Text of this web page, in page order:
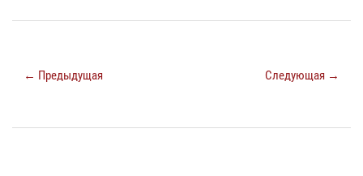
← Предыдущая Следующая →